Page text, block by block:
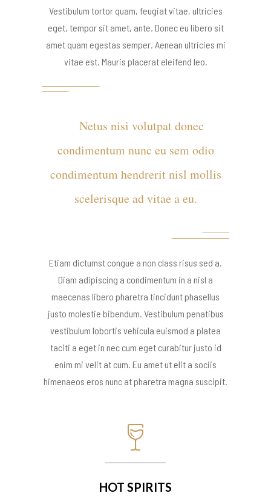
Vestibulum tortor quam, feugiat vitae, ultricies
eget, tempor sit amet, ante. Donec eu libero sit
amet quam egestas semper. Aenean ultricies mi
vitae est. Mauris placerat eleifend leo.
Netus nisi volutpat donec
condimentum nunc eu sem odio
condimentum hendrerit nisl mollis
scelerisque ad vitae a eu.
Etiam dictumst congue a non class risus sed a.
Diam adipiscing a condimentum in a nisl a
maecenas libero pharetra tincidunt phasellus
justo molestie bibendum. Vestibulum penatibus
vestibulum lobortis vehicula euismod a platea
taciti a eget in nec cum eget curabitur justo id
enim mi velit at cum. Eu amet ut elit a sociis
himenaeos eros nunc at pharetra magna suscipit.
HOT SPIRITS